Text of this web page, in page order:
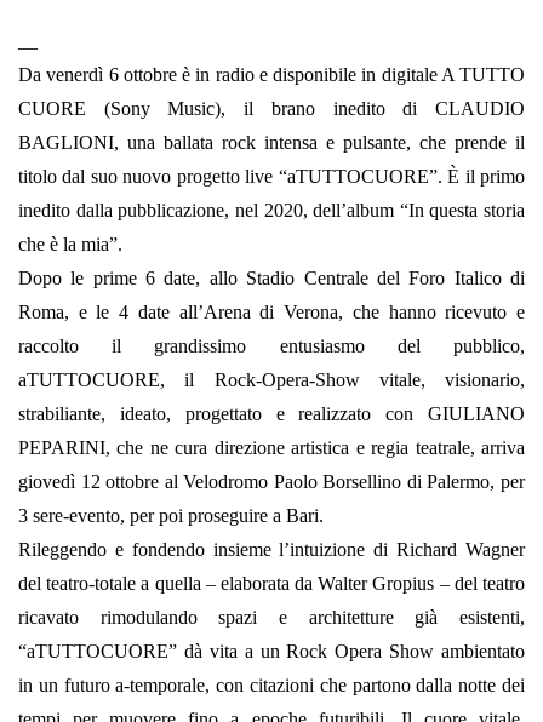
Da venerdì 6 ottobre è in radio e disponibile in digitale A TUTTO
CUORE (Sony Music), il brano inedito di CLAUDIO
BAGLIONI, una ballata rock intensa e pulsante, che prende il
titolo dal suo nuovo progetto live “aTUTTOCUORE”. È il primo
inedito dalla pubblicazione, nel 2020, dell’album “In questa storia
che è la mia”.
Dopo le prime 6 date, allo Stadio Centrale del Foro Italico di
Roma, e le 4 date all’Arena di Verona, che hanno ricevuto e
raccolto il grandissimo entusiasmo del pubblico,
aTUTTOCUORE, il Rock-Opera-Show vitale, visionario,
strabiliante, ideato, progettato e realizzato con GIULIANO
PEPARINI, che ne cura direzione artistica e regia teatrale, arriva
giovedì 12 ottobre al Velodromo Paolo Borsellino di Palermo, per
3 sere-evento, per poi proseguire a Bari.
Rileggendo e fondendo insieme l’intuizione di Richard Wagner
del teatro-totale a quella – elaborata da Walter Gropius – del teatro
ricavato rimodulando spazi e architetture già esistenti,
“aTUTTOCUORE” dà vita a un Rock Opera Show ambientato
in un futuro a-temporale, con citazioni che partono dalla notte dei